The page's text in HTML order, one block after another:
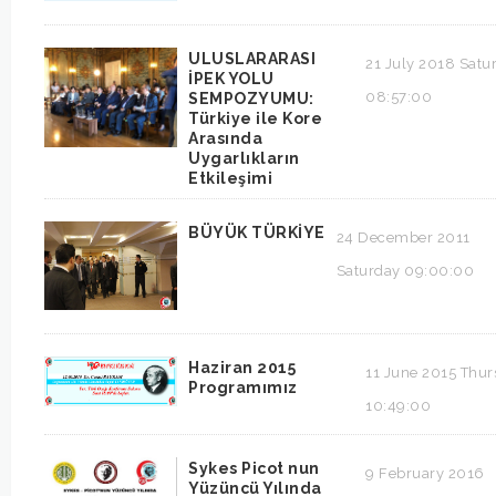
ULUSLARARASI
İPEK YOLU
SEMPOZYUMU:
Türkiye ile Kore
Arasında
Uygarlıkların
Etkileşimi
21 July 2018
08:57:00
BÜYÜK TÜRKİYE
24 December 2011
Saturday 09:00:00
Haziran 2015
Programımız
11 June 2015
10:49:00
Sykes Picot nun
Yüzüncü Yılında
9 February 2016